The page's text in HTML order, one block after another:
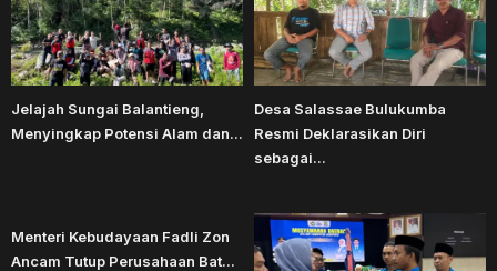
Jelajah Sungai Balantieng,
Menyingkap Potensi Alam dan...
Desa Salassae Bulukumba
Resmi Deklarasikan Diri
sebagai...
Menteri Kebudayaan Fadli Zon
Ancam Tutup Perusahaan Bat...